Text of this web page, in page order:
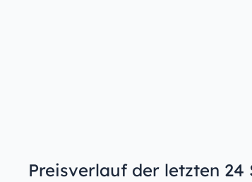
Preisverlauf der letzten